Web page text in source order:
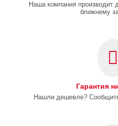
Наша компания производит
ближнему
Гарантия
Нашли дешевле?